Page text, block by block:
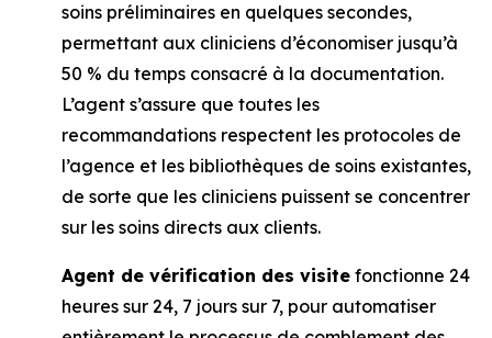
soins préliminaires en quelques secondes,
permettant aux cliniciens d’économiser jusqu’à
50 % du temps consacré à la documentation.
L’agent s’assure que toutes les
recommandations respectent les protocoles de
l’agence et les bibliothèques de soins existantes,
de sorte que les cliniciens puissent se concentrer
sur les soins directs aux clients.
Agent de vérification des visite fonctionne 24
heures sur 24, 7 jours sur 7, pour automatiser